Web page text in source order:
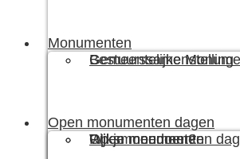
Bestuurssamenstelling
Wil je meedoen?
Monumenten
Gemeentelijke
Rijksmonumenten
Open monumenten dagen
Open monumenten